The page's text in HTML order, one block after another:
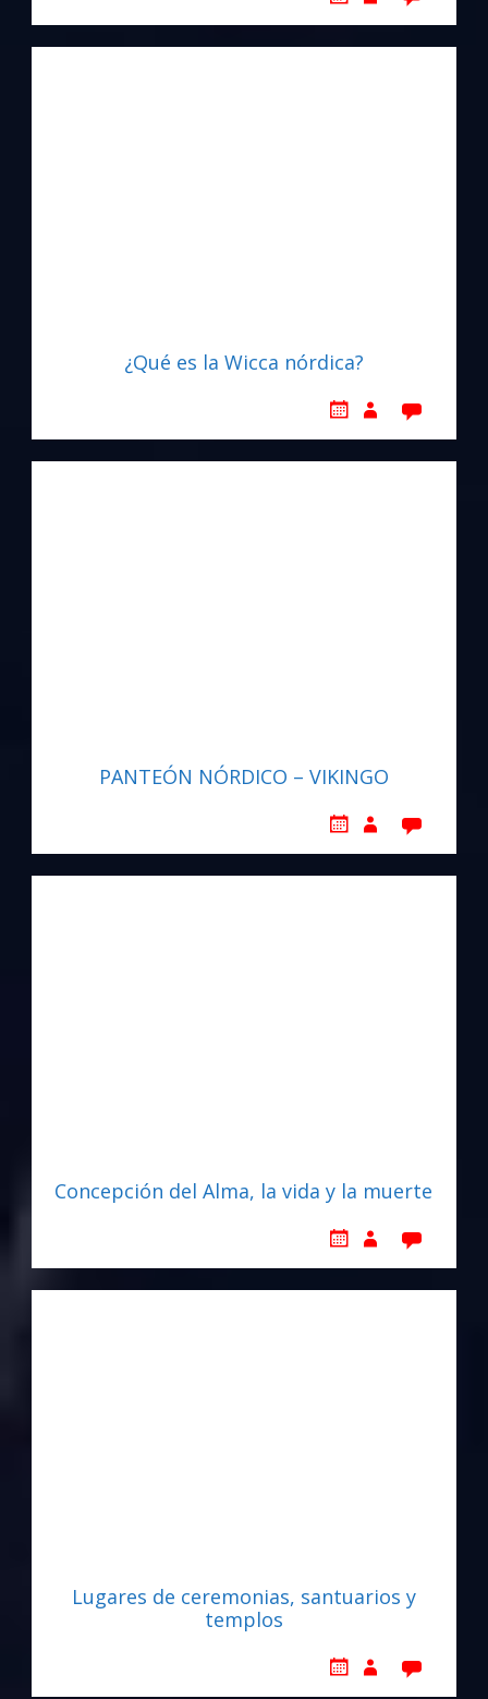
¿Qué es la Wicca nórdica?
PANTEÓN NÓRDICO – VIKINGO
Concepción del Alma, la vida y la muerte
Lugares de ceremonias, santuarios y
templos